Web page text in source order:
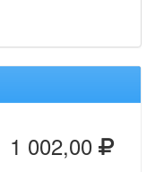
1 002,00